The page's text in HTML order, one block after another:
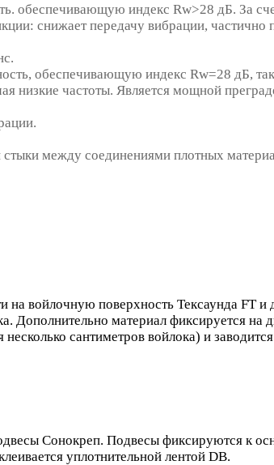
обеспечивающую индекс Rw>28 дБ. За
снижает передачу вибрации,
обеспечивающую индекс Rw=28 дБ,
низкие частоты. Является мощной
между соединениями плотных
войлочную поверхность Тексаунда FT и
Дополнительно материал фиксируется на
сантиметров войлока) и
Сонокреп. Подвесы фиксируются к
уплотнительной лентой DB.